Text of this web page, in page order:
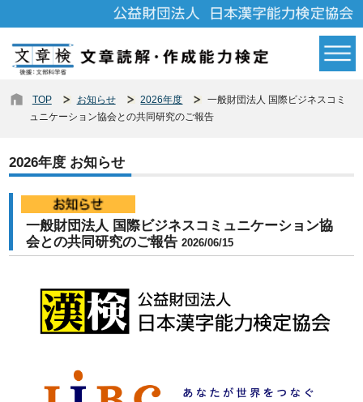
TOP お知らせ 2026年度
一般財団法人 国際ビジネスコミ
ュニケーション協会との共同研究のご報告
2026年度 お知らせ
一般財団法人 国際ビジネスコミュニケーション協
会との共同研究のご報告2026/06/15